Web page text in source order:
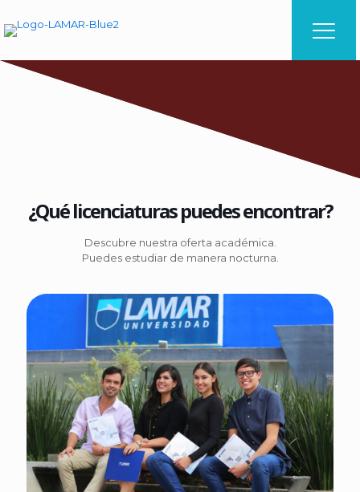
¿Qué licenciaturas puedes encontrar?
Descubre nuestra oferta académica.
Puedes estudiar de manera nocturna.